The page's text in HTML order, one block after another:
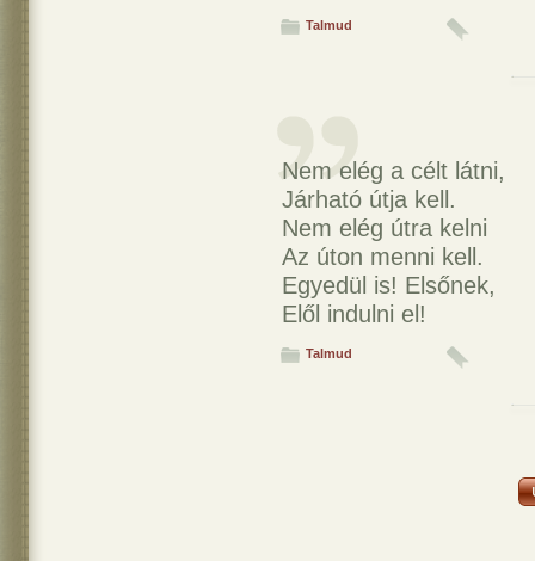
Talmud
Nem elég a célt látni,
Járható útja kell.
Nem elég útra kelni
Az úton menni kell.
Egyedül is! Elsőnek,
Elől indulni el!
Talmud